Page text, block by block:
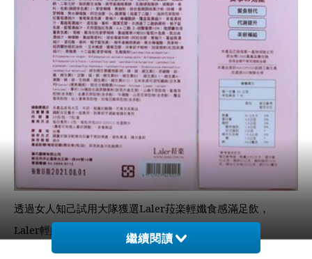
透過女人知己試用大隊獲選Laler菈楽輕孅食感滿足飲，
Laler輕孅食感滿足飲總共有三種口味分別為：
晶亮莓果、紅豆紫米、美姬可可。
繼續閱讀